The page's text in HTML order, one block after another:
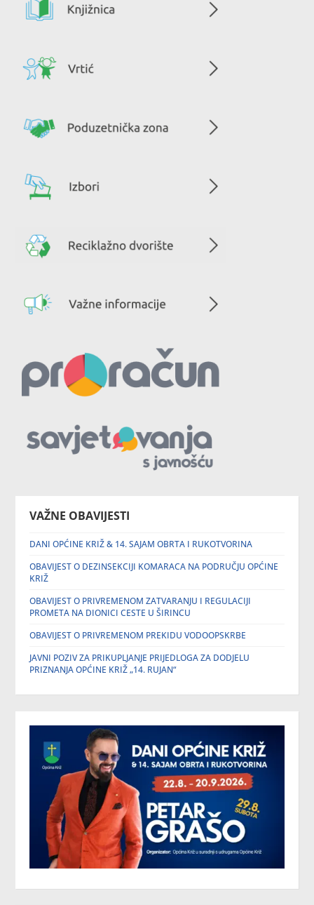
VAŽNE OBAVIJESTI
DANI OPĆINE KRIŽ & 14. SAJAM OBRTA I RUKOTVORINA
OBAVIJEST O DEZINSEKCIJI KOMARACA NA PODRUČJU OPĆINE
KRIŽ
OBAVIJEST O PRIVREMENOM ZATVARANJU I REGULACIJI
PROMETA NA DIONICI CESTE U ŠIRINCU
OBAVIJEST O PRIVREMENOM PREKIDU VODOOPSKRBE
JAVNI POZIV ZA PRIKUPLJANJE PRIJEDLOGA ZA DODJELU
PRIZNANJA OPĆINE KRIŽ „14. RUJAN“